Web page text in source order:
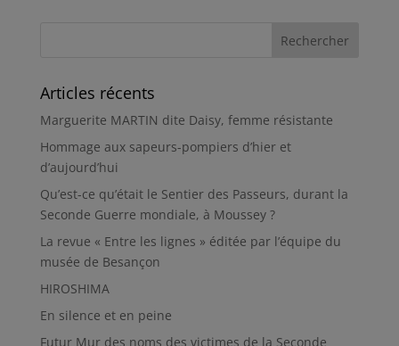
Articles récents
Marguerite MARTIN dite Daisy, femme résistante
Hommage aux sapeurs-pompiers d’hier et
d’aujourd’hui
Qu’est-ce qu’était le Sentier des Passeurs, durant la
Seconde Guerre mondiale, à Moussey ?
La revue « Entre les lignes » éditée par l’équipe du
musée de Besançon
HIROSHIMA
En silence et en peine
Futur Mur des noms des victimes de la Seconde